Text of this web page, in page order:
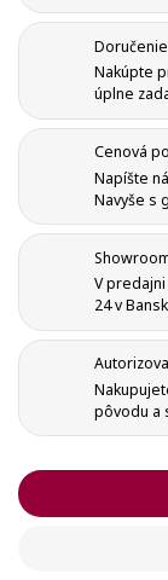
Nakúpte
úplne
Cenová
Napíšte
Navyše s
V
24 v
pôvodu a
Vytvoriť